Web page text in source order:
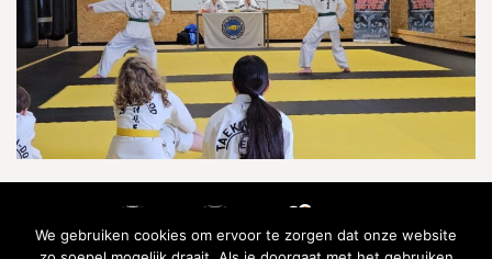
We gebruiken cookies om ervoor te zorgen dat onze website